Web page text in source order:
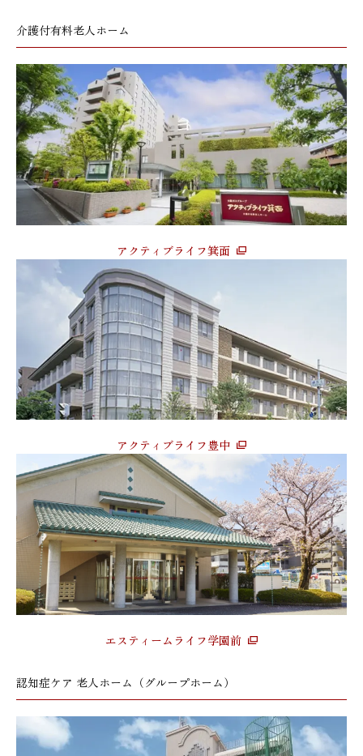
介護付有料老人ホーム
アクティブライフ箕面
アクティブライフ豊中
エスティームライフ学園前
認知症ケア 老人ホーム（グループホーム）